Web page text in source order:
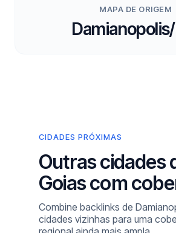
MAPA DE ORIGEM
CIDADES PRÓXIMAS
Outras cidades
Goias com
Combine backlinks de
cidades vizinhas para uma